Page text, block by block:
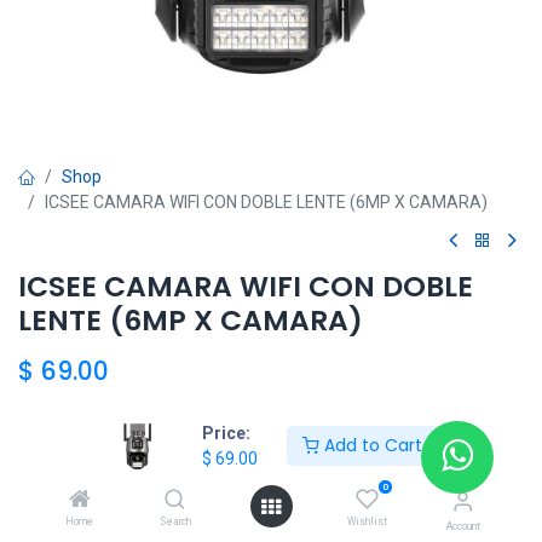
Price:
$ 69.00
Add to Cart
Home Search
0
Wishlist Account
Shop
ICSEE CAMARA WIFI CON DOBLE LENTE (6MP X CAMARA)
ICSEE CAMARA WIFI CON DOBLE
LENTE (6MP X CAMARA)
$ 69.00
Add to Cart
Agregar a la lista de deseos